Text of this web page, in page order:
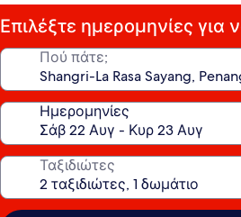
Επιλέξτε ημερομηνίες για
Πού πάτε;
Ημερομηνίες
Ταξιδιώτες